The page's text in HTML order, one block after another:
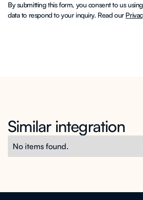
By submitting this form, you consent to us
data to respond to your inquiry. Read our
Similar integration
No items found.